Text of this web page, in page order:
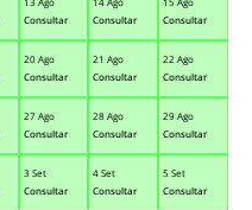
Consultar
Consultar
Consultar
20 Ago
Consultar
21 Ago
Consultar
22 Ago
Consultar
27 Ago
Consultar
28 Ago
Consultar
29 Ago
Consultar
3 Set
Consultar
4 Set
Consultar
5 Set
Consultar